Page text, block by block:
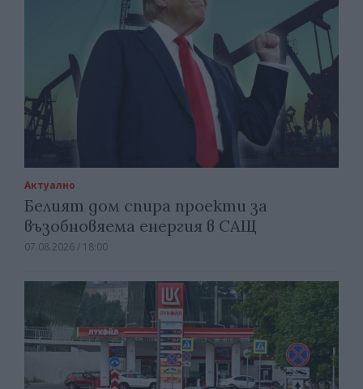
Актуално
Белият дом спира проекти за
възобновяема енергия в САЩ
07.08.2026 / 18:00